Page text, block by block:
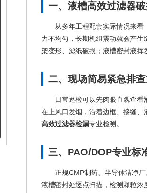
一、液槽高效过滤器
从多年工程配套实际情况来看，
力不均匀，长期机组震动就会产
架变形、滤纸破损；液槽密封液挥
二、现场简易紧急排
日常巡检可以先肉眼直观查看
在上风口发烟，沿着边框、接缝
高效过滤器检漏专业检测。
三、PAO/DOP专业标
正规GMP制药、半导体洁净
液槽密封处逐点扫描，检测颗粒浓